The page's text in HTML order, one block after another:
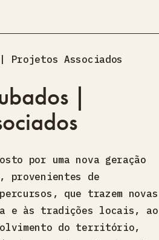
Projetos Associados
|
por uma nova geração
provenientes de
que trazem novas
e às tradições locais, ao
do território,